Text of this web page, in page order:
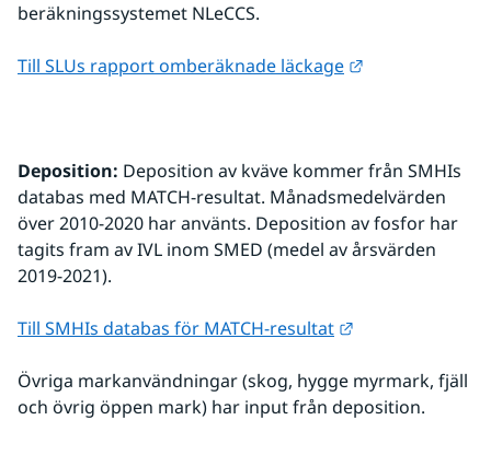
beräkningssystemet NLeCCS.
Till SLUs rapport omberäknade läckage
Deposition: Deposition av kväve kommer från SMHIs
databas med MATCH-resultat. Månadsmedelvärden
över 2010-2020 har använts. Deposition av fosfor har
tagits fram av IVL inom SMED (medel av årsvärden
2019-2021).
Till SMHIs databas för MATCH-resultat
Övriga markanvändningar (skog, hygge myrmark, fjäll
och övrig öppen mark) har input från deposition.